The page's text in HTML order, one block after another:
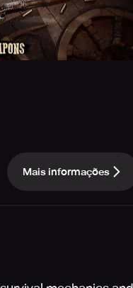
Mais informações